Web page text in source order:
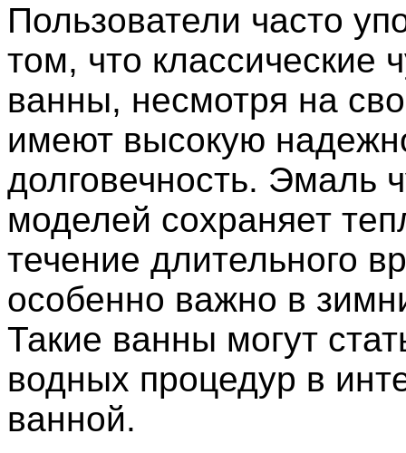
Пользователи часто
том, что классические
ванны, несмотря на
имеют высокую
долговечность. Эмаль
моделей сохраняет
течение длительного
особенно важно в
Такие ванны могут
водных процедур в
ванной.